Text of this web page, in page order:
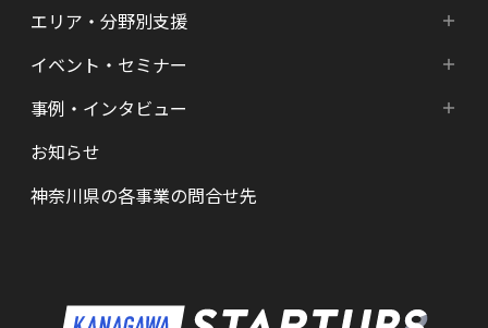
HATSU-SHINKANAGAWA
HATSU起業家支援プログラム
SHINみなとみらい
KID
成長ステージ・ニーズ別支援
起業準備期支援（アイデア段階）
シード期支援（事業創出段階）
アーリー期支援（事業拡大段階）
メンター・サポーターの紹介
エリア・分野別支援
エリア・分野別支援
HATSU-SHIN の支援拠点
県内の支援拠点・コミュニティー
特区制度（国家戦略特区等）
ロボット産業・宇宙関連産業
イベント・セミナー
新着情報
カレンダー
事例・インタビュー
インタビュー（一覧）
お知らせ
神奈川県の各事業の問合せ先